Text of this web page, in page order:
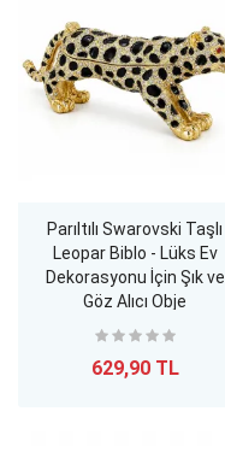
Parıltılı Swarovski Taşlı
Leopar Biblo - Lüks Ev
Dekorasyonu İçin Şık ve
Göz Alıcı Obje
629,90 TL